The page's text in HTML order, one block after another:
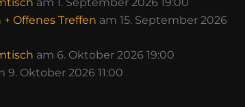
Offenes Treffen am 15. September 2026
am 6. Oktober 2026 19:00
9. Oktober 2026 11:00